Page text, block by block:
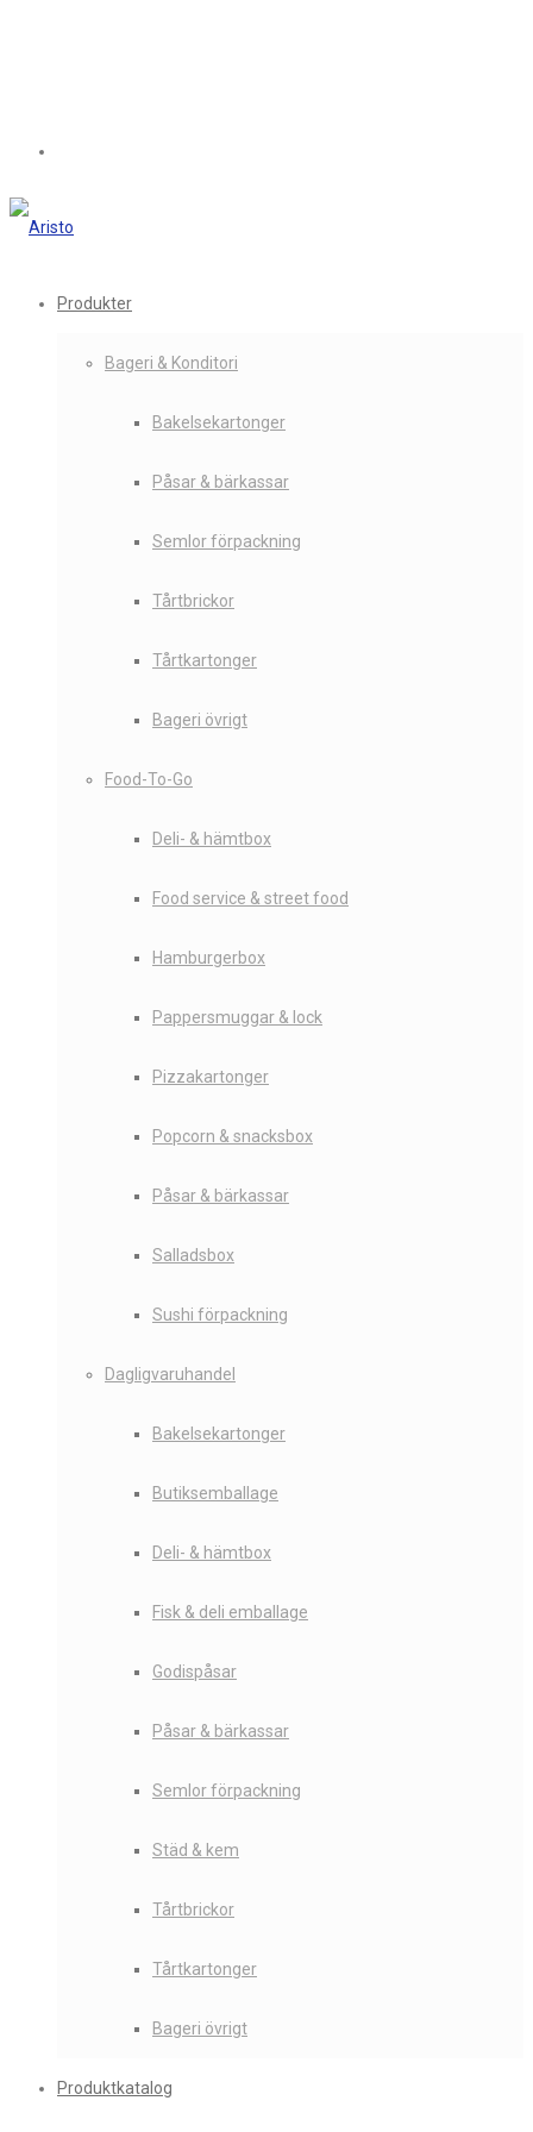
Produkter
Bageri & Konditori
Bakelsekartonger
Påsar & bärkassar
Semlor förpackning
Tårtbrickor
Tårtkartonger
Bageri övrigt
Food-To-Go
Deli- & hämtbox
Food service & street food
Hamburgerbox
Pappersmuggar & lock
Pizzakartonger
Popcorn & snacksbox
Påsar & bärkassar
Salladsbox
Sushi förpackning
Dagligvaruhandel
Bakelsekartonger
Butiksemballage
Deli- & hämtbox
Fisk & deli emballage
Godispåsar
Påsar & bärkassar
Semlor förpackning
Städ & kem
Tårtbrickor
Tårtkartonger
Bageri övrigt
Produktkatalog